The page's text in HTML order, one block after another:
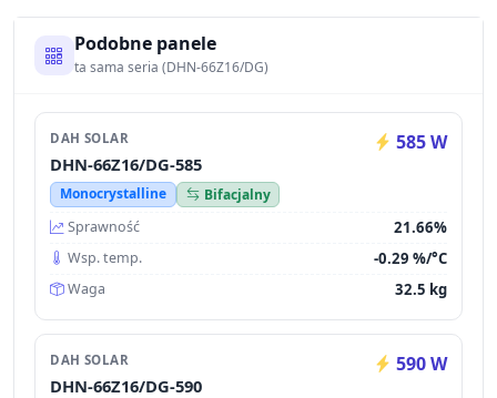
Podobne panele
ta sama seria (DHN-66Z16/DG)
DAH SOLAR 585 W
DHN-66Z16/DG-585
Monocrystalline
Bifacjalny
Sprawność
21.66%
Wsp. temp. -0.29 %/°C
Waga 32.5 kg
DAH SOLAR 590 W
DHN-66Z16/DG-590